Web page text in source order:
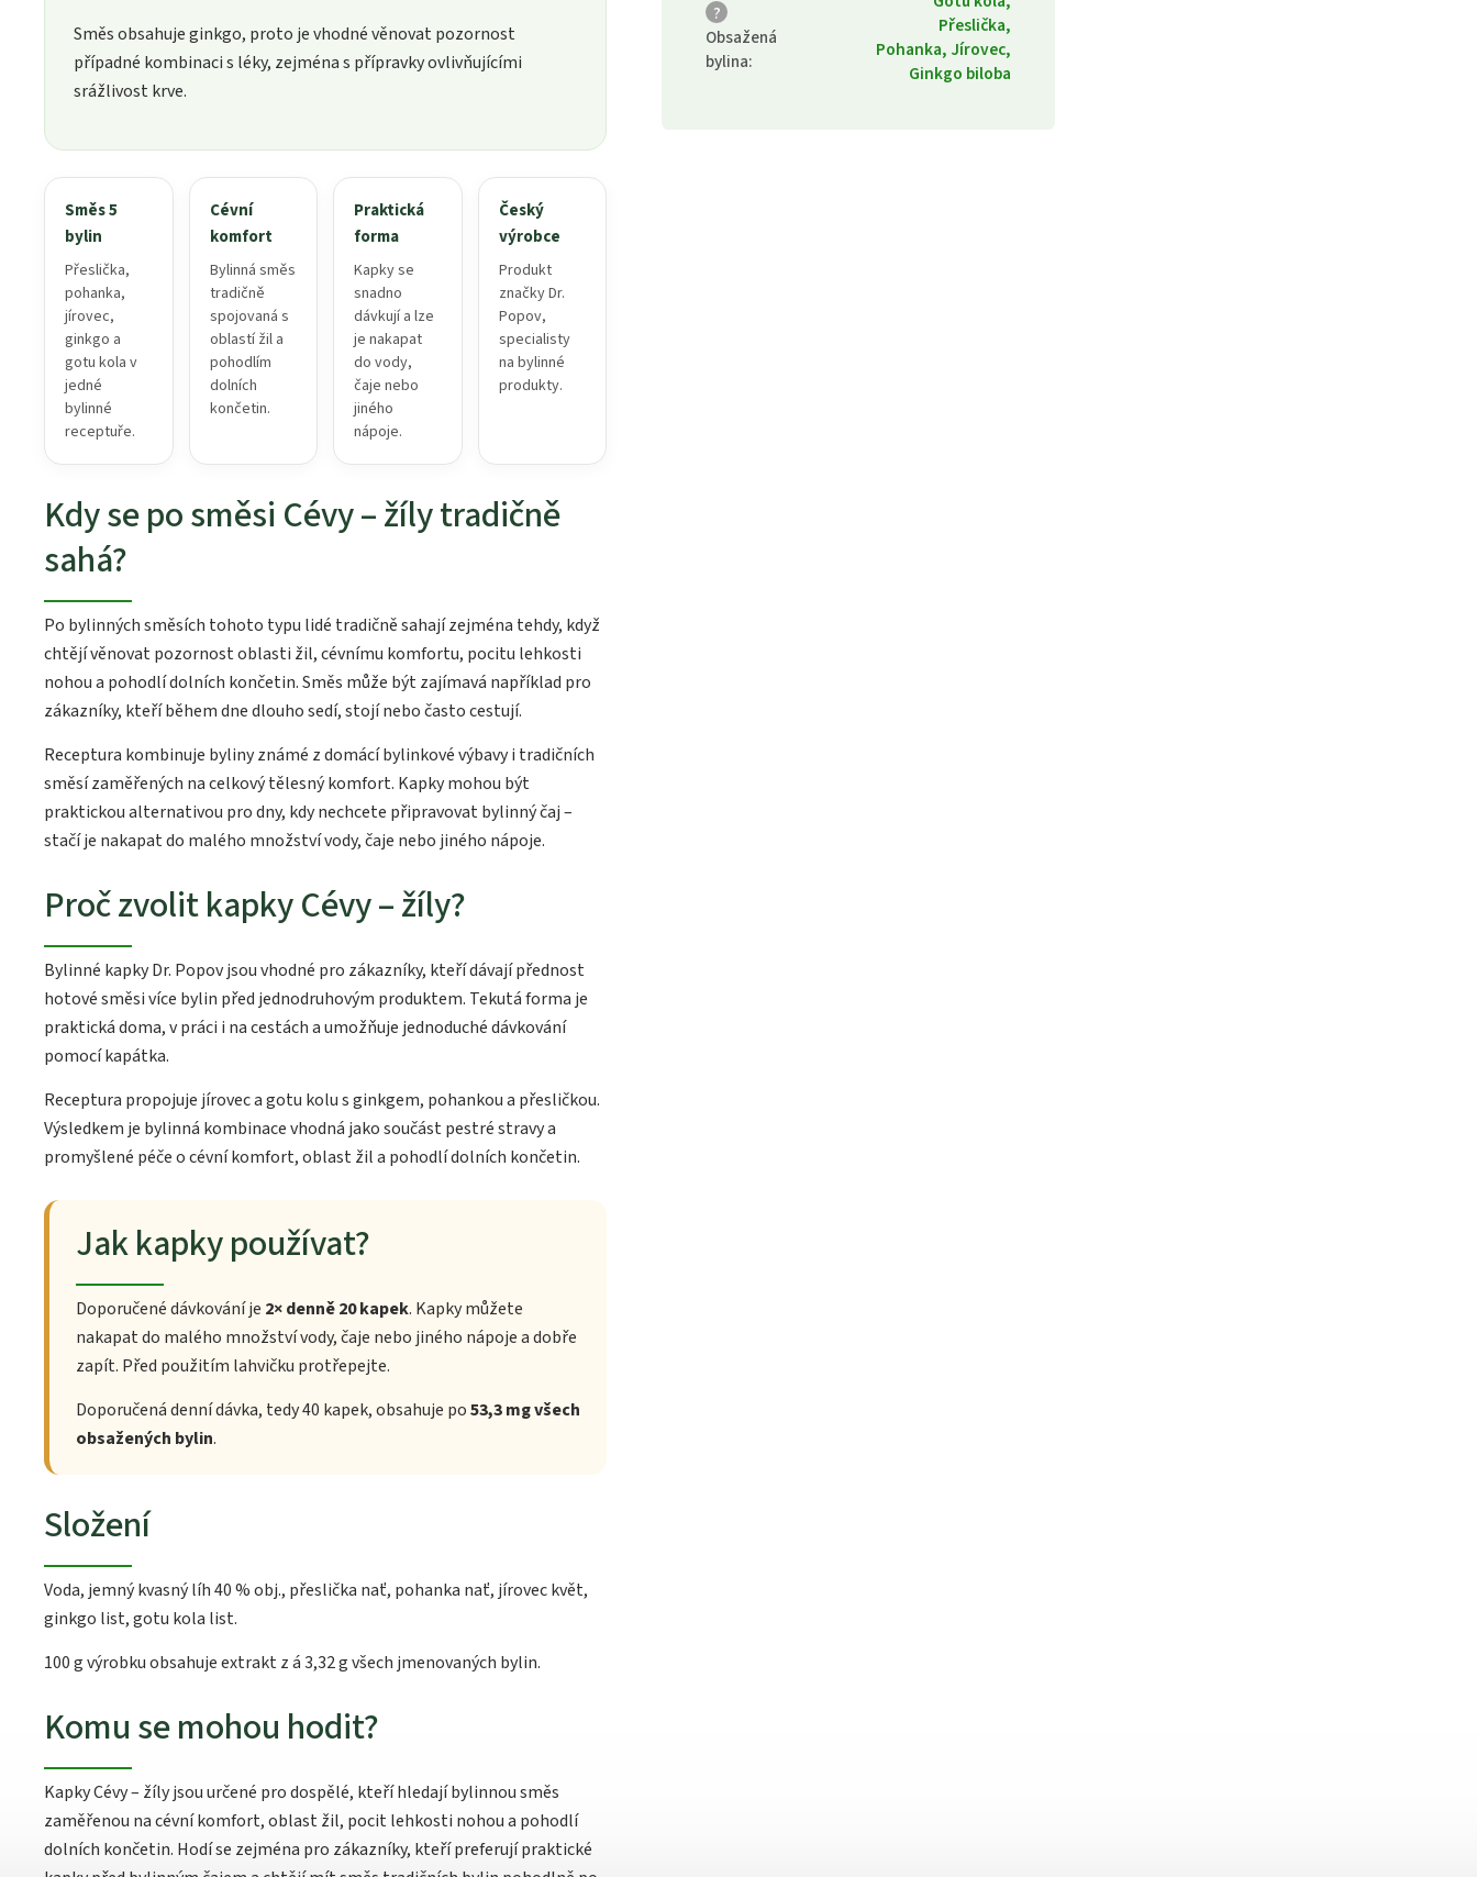
Směs obsahuje ginkgo, proto je vhodné věnovat pozornost
případné kombinaci s léky, zejména s přípravky ovlivňujícími
srážlivost krve.
Směs 5
bylin
Přeslička,
pohanka,
jírovec,
ginkgo a
gotu kola v
jedné
bylinné
receptuře.
Cévní
komfort
Bylinná směs
tradičně
spojovaná s
oblastí žil a
pohodlím
dolních
končetin.
Praktická
forma
Kapky se
snadno
dávkují a lze
je nakapat
do vody,
čaje nebo
jiného
nápoje.
Český
výrobce
Produkt
značky Dr.
Popov,
specialisty
na bylinné
produkty.
Kdy se po směsi Cévy – žíly tradičně
sahá?
Po bylinných směsích tohoto typu lidé tradičně sahají zejména tehdy, když
chtějí věnovat pozornost oblasti žil, cévnímu komfortu, pocitu lehkosti
nohou a pohodlí dolních končetin. Směs může být zajímavá například pro
zákazníky, kteří během dne dlouho sedí, stojí nebo často cestují.
Receptura kombinuje byliny známé z domácí bylinkové výbavy i tradičních
směsí zaměřených na celkový tělesný komfort. Kapky mohou být
praktickou alternativou pro dny, kdy nechcete připravovat bylinný čaj –
stačí je nakapat do malého množství vody, čaje nebo jiného nápoje.
Proč zvolit kapky Cévy – žíly?
Bylinné kapky Dr. Popov jsou vhodné pro zákazníky, kteří dávají přednost
hotové směsi více bylin před jednodruhovým produktem. Tekutá forma je
praktická doma, v práci i na cestách a umožňuje jednoduché dávkování
pomocí kapátka.
Receptura propojuje jírovec a gotu kolu s ginkgem, pohankou a přesličkou.
Výsledkem je bylinná kombinace vhodná jako součást pestré stravy a
promyšlené péče o cévní komfort, oblast žil a pohodlí dolních končetin.
Jak kapky používat?
Doporučené dávkování je 2× denně 20 kapek. Kapky můžete
nakapat do malého množství vody, čaje nebo jiného nápoje a dobře
zapít. Před použitím lahvičku protřepejte.
Doporučená denní dávka, tedy 40 kapek, obsahuje po53,3 mg všech
obsažených bylin.
Složení
Voda, jemný kvasný líh 40 % obj., přeslička nať, pohanka nať, jírovec květ,
ginkgo list, gotu kola list.
100 g výrobku obsahuje extrakt z á 3,32 g všech jmenovaných bylin.
Komu se mohou hodit?
Kapky Cévy – žíly jsou určené pro dospělé, kteří hledají bylinnou směs
zaměřenou na cévní komfort, oblast žil, pocit lehkosti nohou a pohodlí
dolních končetin. Hodí se zejména pro zákazníky, kteří preferují praktické
?
Obsažená
bylina:
Přeslička,
Pohanka, Jírovec,
Ginkgo biloba